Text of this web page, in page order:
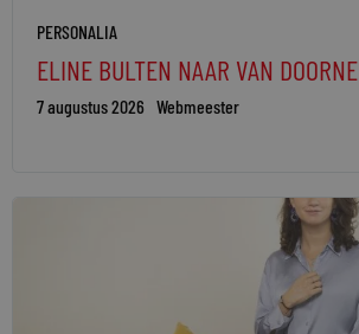
PERSONALIA
ELINE BULTEN NAAR VAN DOORNE
7 augustus 2026 Webmeester